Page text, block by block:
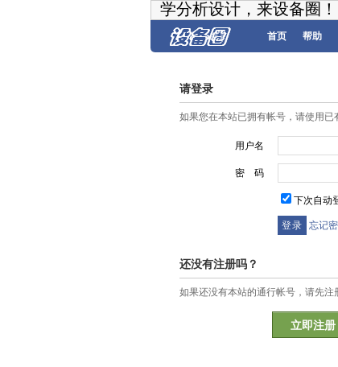
学分析设计，来设备圈
首页 帮助
请登录
如果您在本站已拥有帐号，请使用已
用户名
密 码
下次自动
忘记
还没有注册吗？
如果还没有本站的通行帐号，请先注
立即注册